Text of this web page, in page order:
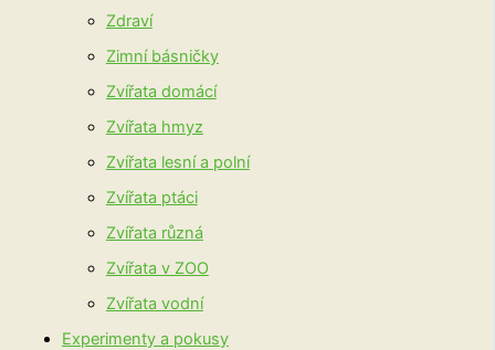
Zdraví
Zimní básničky
Zvířata domácí
Zvířata hmyz
Zvířata lesní a polní
Zvířata ptáci
Zvířata různá
Zvířata v ZOO
Zvířata vodní
Experimenty a pokusy